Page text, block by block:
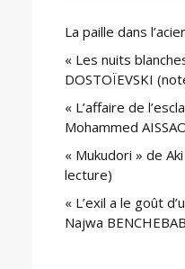
La paille dans l’acier
« Les nuits
DOSTOÏEVSKI
« L’affaire de
Mohammed
« Mukudori » de
lecture)
« L’exil a le goût
Najwa